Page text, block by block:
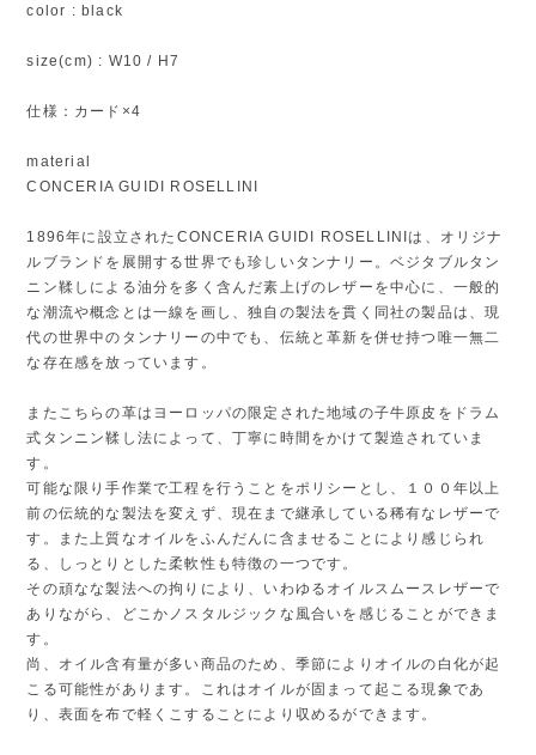
color : black
size(cm) : W10 / H7
仕様：カード×4
material
CONCERIA GUIDI ROSELLINI
1896年に設立されたCONCERIA GUIDI ROSELLINIは、オリジナ
ルブランドを展開する世界でも珍しいタンナリー。ベジタブルタン
ニン鞣しによる油分を多く含んだ素上げのレザーを中心に、一般的
な潮流や概念とは一線を画し、独自の製法を貫く同社の製品は、現
代の世界中のタンナリーの中でも、伝統と革新を併せ持つ唯一無二
な存在感を放っています。
またこちらの革はヨーロッパの限定された地域の子牛原皮をドラム
式タンニン鞣し法によって、丁寧に時間をかけて製造されていま
す。
可能な限り手作業で工程を行うことをポリシーとし、１００年以上
前の伝統的な製法を変えず、現在まで継承している稀有なレザーで
す。また上質なオイルをふんだんに含ませることにより感じられ
る、しっとりとした柔軟性も特徴の一つです。
その頑なな製法への拘りにより、いわゆるオイルスムースレザーで
ありながら、どこかノスタルジックな風合いを感じることができま
す。
尚、オイル含有量が多い商品のため、季節によりオイルの白化が起
こる可能性があります。これはオイルが固まって起こる現象であ
り、表面を布で軽くこすることにより収めるができます。